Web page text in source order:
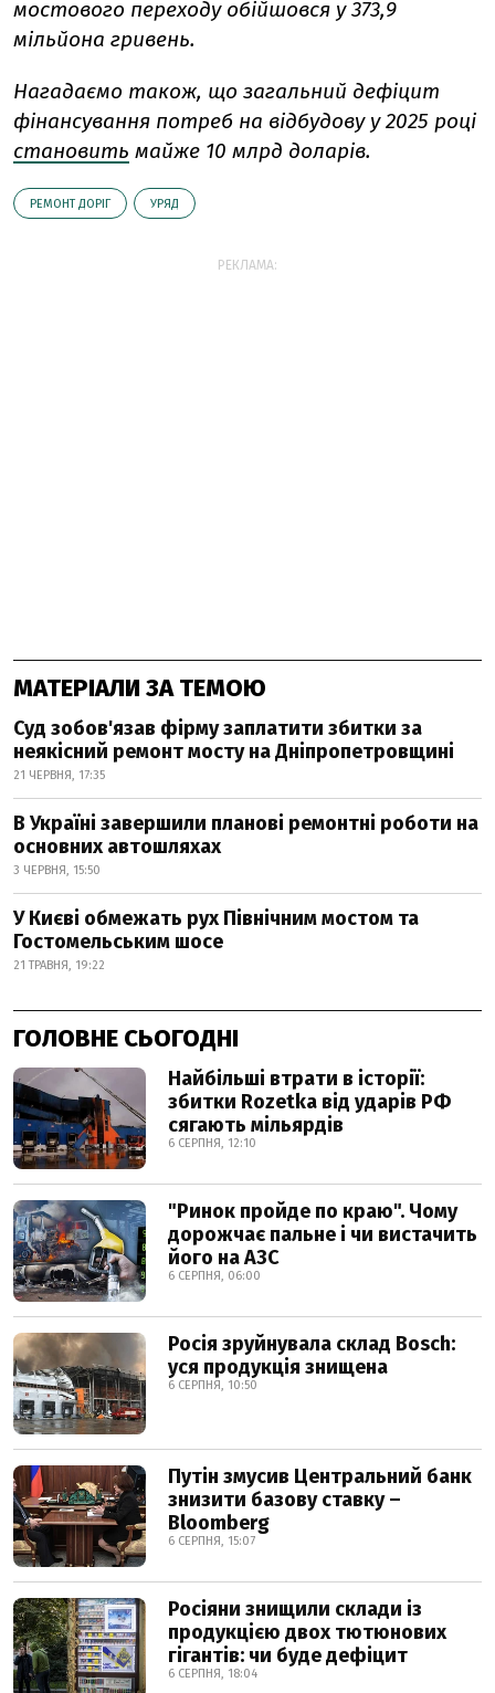
мостового переходу обійшовся у 373,9
мільйона гривень.
Нагадаємо також, що загальний дефіцит
фінансування потреб на відбудову у 2025 році
становить майже 10 млрд доларів.
РЕМОНТ ДОРІГ УРЯД
РЕКЛАМА:
МАТЕРІАЛИ ЗА ТЕМОЮ
Суд зобов'язав фірму заплатити збитки за
неякісний ремонт мосту на Дніпропетровщині
21 ЧЕРВНЯ, 17:35
В Україні завершили планові ремонтні роботи на
основних автошляхах
3 ЧЕРВНЯ, 15:50
У Києві обмежать рух Північним мостом та
Гостомельським шосе
21 ТРАВНЯ, 19:22
ГОЛОВНЕ СЬОГОДНІ
Найбільші втрати в історії:
збитки Rozetka від ударів РФ
сягають мільярдів
6 СЕРПНЯ, 12:10
"Ринок пройде по краю". Чому
дорожчає пальне і чи вистачить
його на АЗС
6 СЕРПНЯ, 06:00
Росія зруйнувала склад Bosch:
уся продукція знищена
6 СЕРПНЯ, 10:50
Путін змусив Центральний банк
знизити базову ставку –
Bloomberg
6 СЕРПНЯ, 15:07
Росіяни знищили склади із
продукцією двох тютюнових
гігантів: чи буде дефіцит
6 СЕРПНЯ, 18:04